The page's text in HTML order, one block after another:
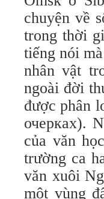
chuyện về
trong thời
tiếng nói
nhân vật
ngoài đời
được phân
очерках).
của văn
trường ca
văn xuôi
một vùng